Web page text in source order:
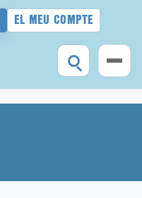
EL MEU COMPTE